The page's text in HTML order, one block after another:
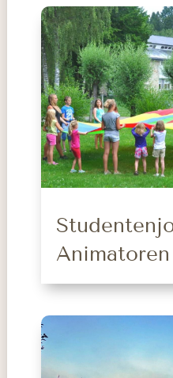
Animatoren